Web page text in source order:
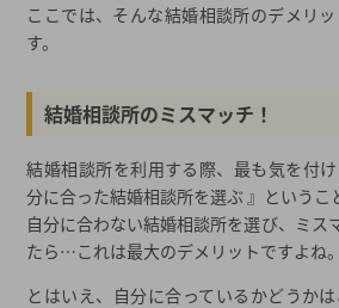
ここでは、そんな結婚相談所のデメリ
す。
結婚相談所のミスマッチ！
結婚相談所を利用する際、最も気を付
分に合った結婚相談所を選ぶ 』というこ
自分に合わない結婚相談所を選び、ミス
たら…これは最大のデメリットですよね。
とはいえ、自分に合っているかどうか